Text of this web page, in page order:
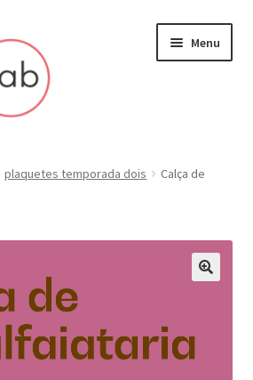
Menu
plaquetes temporada dois
Calça de